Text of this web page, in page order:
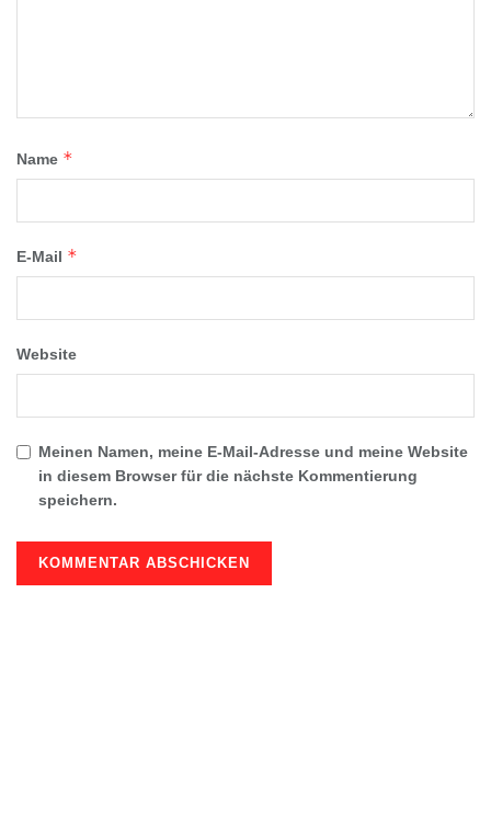
Name *
E-Mail *
Website
Meinen Namen, meine E-Mail-Adresse und meine Website
in diesem Browser für die nächste Kommentierung
speichern.